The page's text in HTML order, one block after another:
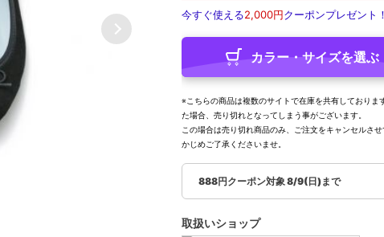
今すぐ使える2,000円クーポンプレゼント
カラー・サイズを選ぶ
※こちらの商品は複数のサイトで在庫を共有しておりま
た場合、売り切れとなってしまう事がございます。
この場合は売り切れ商品のみ、ご注文をキャンセルさ
かじめご了承くださいませ。
888円クーポン対象 8/9(日)まで
取扱いショップ